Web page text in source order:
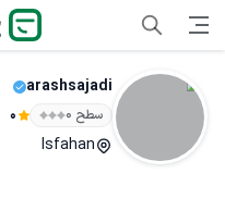
arashsajadi
سطح ۰ 0
Isfahan